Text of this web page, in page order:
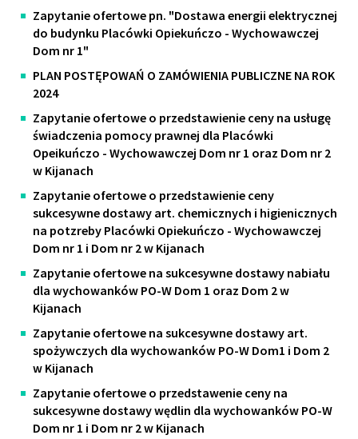
Zapytanie ofertowe pn. "Dostawa energii elektrycznej
do budynku Placówki Opiekuńczo - Wychowawczej
Dom nr 1"
PLAN POSTĘPOWAŃ O ZAMÓWIENIA PUBLICZNE NA ROK
2024
Zapytanie ofertowe o przedstawienie ceny na usługę
świadczenia pomocy prawnej dla Placówki
Opeikuńczo - Wychowawczej Dom nr 1 oraz Dom nr 2
w Kijanach
Zapytanie ofertowe o przedstawienie ceny
sukcesywne dostawy art. chemicznych i higienicznych
na potzreby Placówki Opiekuńczo - Wychowawczej
Dom nr 1 i Dom nr 2 w Kijanach
Zapytanie ofertowe na sukcesywne dostawy nabiału
dla wychowanków PO-W Dom 1 oraz Dom 2 w
Kijanach
Zapytanie ofertowe na sukcesywne dostawy art.
spożywczych dla wychowanków PO-W Dom1 i Dom 2
w Kijanach
Zapytanie ofertowe o przedstawenie ceny na
sukcesywne dostawy wędlin dla wychowanków PO-W
Dom nr 1 i Dom nr 2 w Kijanach